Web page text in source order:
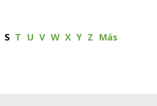
S T U V W X Y Z Más